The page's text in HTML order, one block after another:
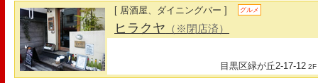
[ 居酒屋、ダイニングバー ] グルメ
ヒラクヤ （※閉店済）
目黒区緑が丘2-17-12 2F